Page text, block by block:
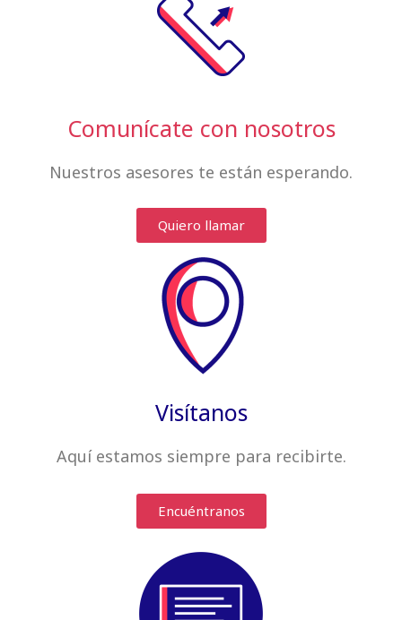
Comunícate con nosotros
Nuestros asesores te están esperando.
Quiero llamar
Visítanos
Aquí estamos siempre para recibirte.
Encuéntranos